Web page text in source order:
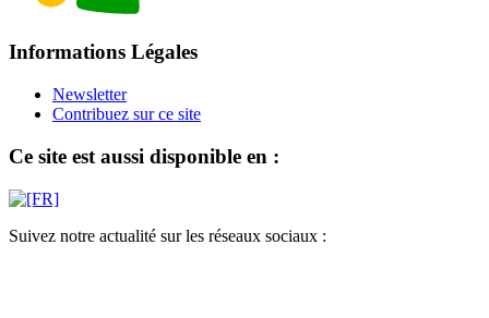
Informations Légales
Newsletter
Contribuez sur ce site
Ce site est aussi disponible en :
Suivez notre actualité sur les réseaux sociaux :